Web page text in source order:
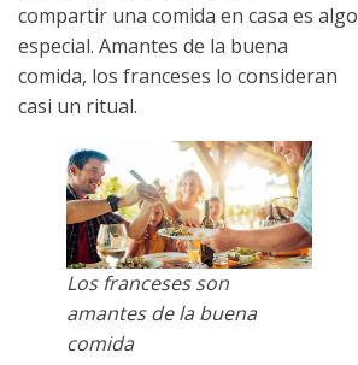
compartir una comida en casa es algo
especial. Amantes de la buena
comida, los franceses lo consideran
casi un ritual.
Los franceses son
amantes de la buena
comida